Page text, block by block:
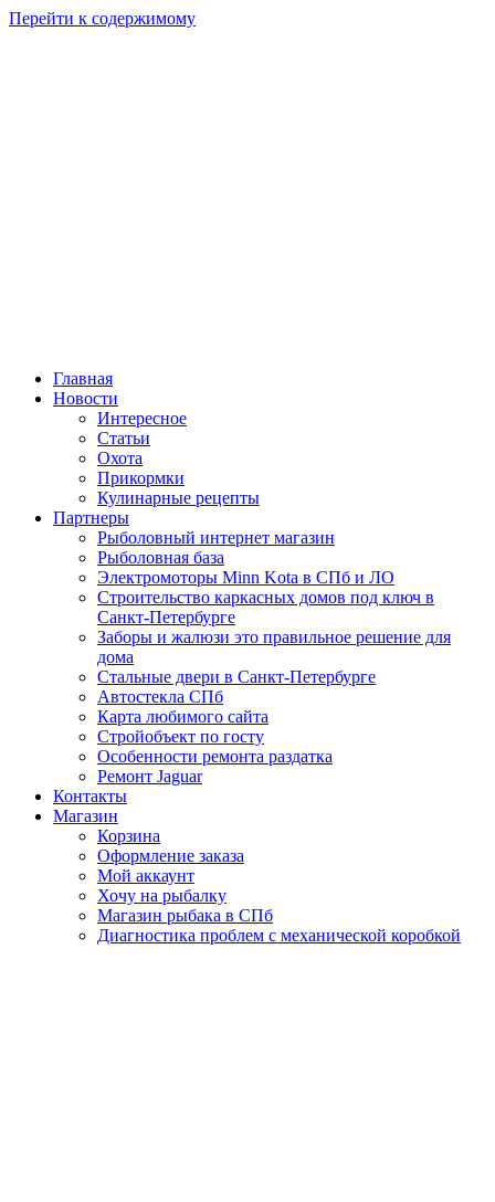
Перейти к содержимому
Главная
Новости
Интересное
Статьи
Охота
Прикормки
Кулинарные рецепты
Партнеры
Рыболовный интернет магазин
Рыболовная база
Электромоторы Minn Kota в СПб и ЛО
Строительство каркасных домов под ключ в
Санкт-Петербурге
Заборы и жалюзи это правильное решение для
дома
Стальные двери в Санкт-Петербурге
Автостекла СПб
Карта любимого сайта
Стройобъект по госту
Особенности ремонта раздатка
Ремонт Jaguar
Контакты
Магазин
Корзина
Оформление заказа
Мой аккаунт
Хочу на рыбалку
Магазин рыбака в СПб
Диагностика проблем с механической коробкой